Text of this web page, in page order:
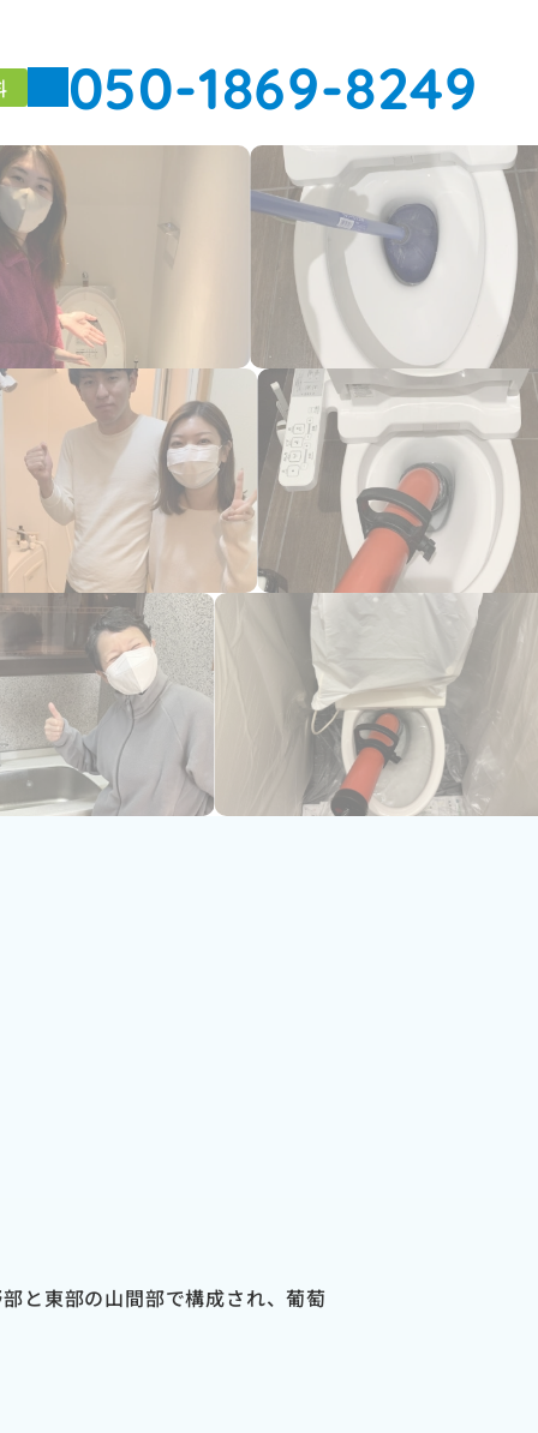
050-1869-8249
と東部の山間部で構成され、葡萄